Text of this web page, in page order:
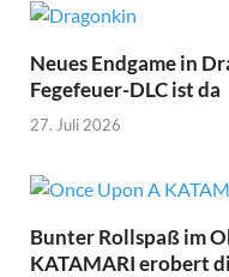
Neues Endgame in
Fegefeuer-DLC ist da
27. Juli 2026
Bunter Rollspaß im
KATAMARI erobert